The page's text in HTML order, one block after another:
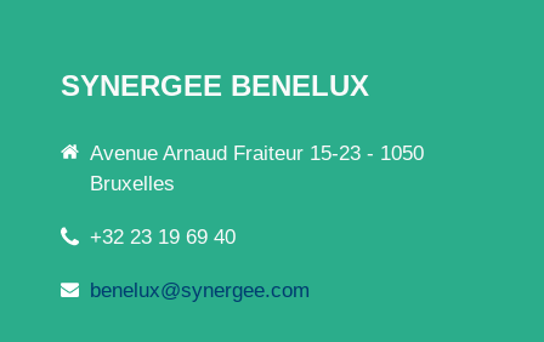
SYNERGEE BENELUX
Avenue Arnaud Fraiteur 15-23 - 1050
Bruxelles
+32 23 19 69 40
benelux@synergee.com